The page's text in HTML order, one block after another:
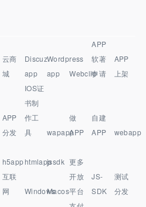
云商
城
Discuz
app
Wordpress
app
Webclip
APP
软著
申请
APP
上架
APP
分发
IOS证
书制
作工
具
wapapp
做
APP
自建
APP
webapp
h5apphtmlappjssdk 更多
互联
网
WindowsMacos
开放
平台
JS-
SDK
测试
分发